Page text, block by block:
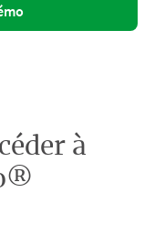
à